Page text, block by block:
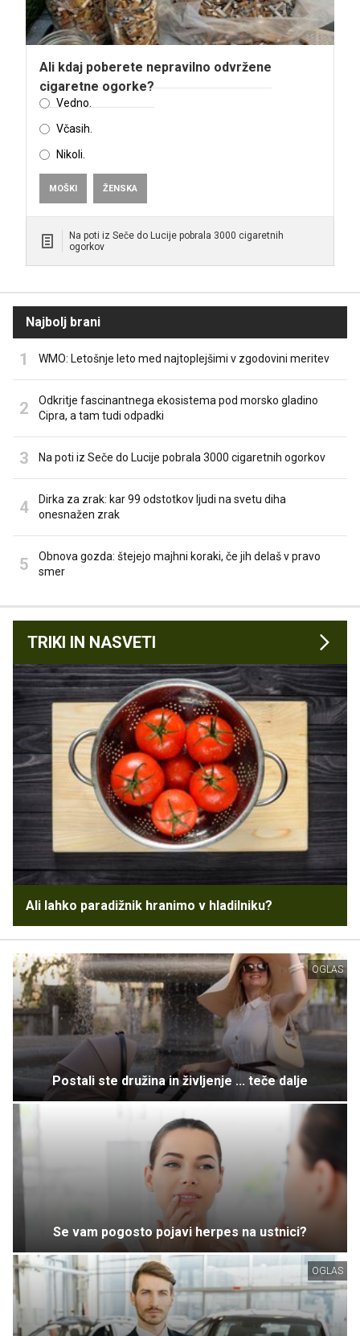
Ali kdaj poberete nepravilno odvržene
cigaretne ogorke?
Vedno.
Včasih.
Nikoli.
MOŠKI ŽENSKA
Na poti iz Seče do Lucije pobrala 3000 cigaretnih
ogorkov
Najbolj brani
WMO: Letošnje leto med najtoplejšimi v zgodovini meritev
Odkritje fascinantnega ekosistema pod morsko gladino
Cipra, a tam tudi odpadki
Na poti iz Seče do Lucije pobrala 3000 cigaretnih ogorkov
Dirka za zrak: kar 99 odstotkov ljudi na svetu diha
onesnažen zrak
Obnova gozda: štejejo majhni koraki, če jih delaš v pravo
smer
TRIKI IN NASVETI
Ali lahko paradižnik hranimo v hladilniku?
OGLAS
Postali ste družina in življenje ... teče dalje
Se vam pogosto pojavi herpes na ustnici?
OGLAS